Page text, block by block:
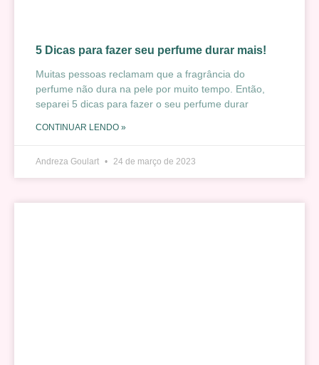
5 Dicas para fazer seu perfume durar mais!
Muitas pessoas reclamam que a fragrância do
perfume não dura na pele por muito tempo. Então,
separei 5 dicas para fazer o seu perfume durar
CONTINUAR LENDO »
Andreza Goulart 24 de março de 2023